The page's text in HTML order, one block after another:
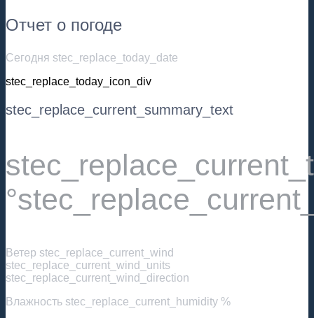
Отчет о погоде
Сегодня stec_replace_today_date
stec_replace_today_icon_div
stec_replace_current_summary_text
Ветер stec_replace_current_wind
stec_replace_current_wind_units
stec_replace_current_wind_direction
Влажность stec_replace_current_humidity %